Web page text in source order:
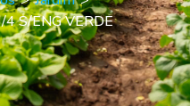
S/ENG VERDE